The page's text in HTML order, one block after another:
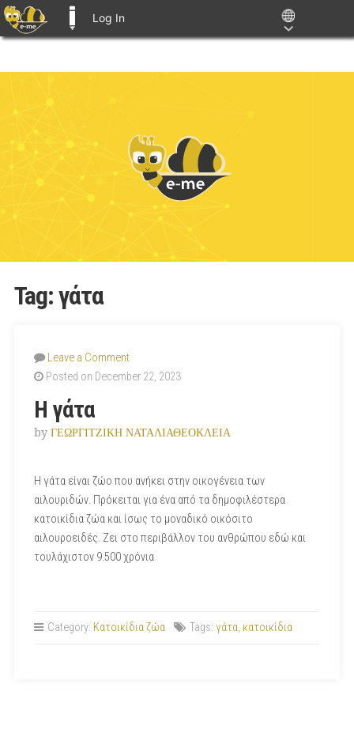
Log In
Tag:γάτα
Leave a Comment
Posted on December 22, 2023
Η γάτα
by ΓΕΩΡΓΙΤΖΙΚΗ ΝΑΤΑΛΙΑΘΕΟΚΛΕΙΑ
Η γάτα είναι ζώο που ανήκει στην οικογένεια των
αιλουριδών. Πρόκειται για ένα από τα δημοφιλέστερα
κατοικίδια ζώα και ίσως το μοναδικό οικόσιτο
αιλουροειδές. Ζει στο περιβάλλον του ανθρώπου εδώ και
τουλάχιστον 9.500 χρόνια
Category: Κατοικίδια ζώα Tags: γάτα, κατοικίδια